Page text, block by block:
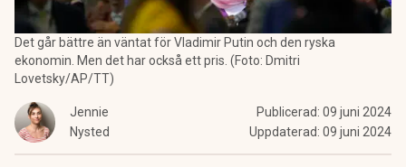
Det går bättre än väntat för Vladimir Putin och den ryska
ekonomin. Men det har också ett pris. (Foto: Dmitri
Lovetsky/AP/TT)
Jennie
Nysted
Publicerad: 09 juni 2024
Uppdaterad: 09 juni 2024